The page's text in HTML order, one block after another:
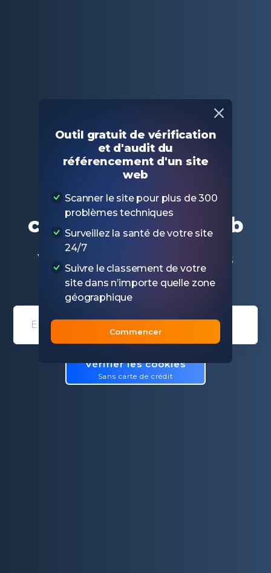
Principal
Outils SEO gratuits
Vérificateur de cookies de site web
Vérificateur de
cookies de site web
Vérifier quels sont les cookies
utilisés par un site web
Domain entry form for site
Vérifier les cookies
Sans carte de crédit
Outil gratuit de vérification
et d'audit du
référencement d'un site
web
Scanner le site pour plus de 300
problèmes techniques
Surveillez la santé de votre site
24/7
Suivre le classement de votre
site dans n’importe quelle zone
géographique
Commencer